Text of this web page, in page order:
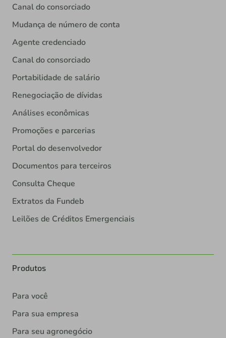
Canal do consorciado
Mudança de número de conta
Agente credenciado
Canal do consorciado
Portabilidade de salário
Renegociação de dívidas
Análises econômicas
Promoções e parcerias
Portal do desenvolvedor
Documentos para terceiros
Consulta Cheque
Extratos da Fundeb
Leilões de Créditos Emergenciais
Produtos
Para você
Para sua empresa
Para seu agronegócio